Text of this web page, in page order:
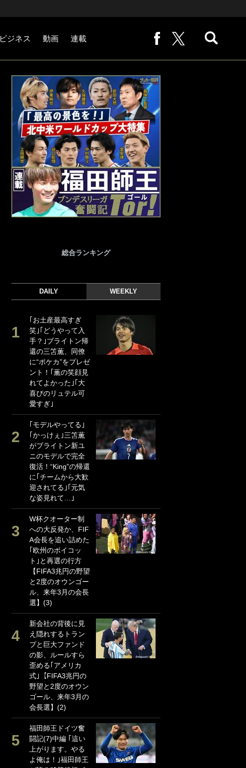
ビジネス 動画 連載
総合ランキング
DAILY WEEKLY
｢お土産最高すぎ
笑｣｢どうやって入
手？｣ブライトン帰
還の三笘薫、同僚
に“ポケカ”をプレゼ
ント！｢薫の笑顔見
れてよかった｣｢大
喜びのリュテル可
愛すぎ｣
｢モデルやってる｣
｢かっけぇ｣三笘薫
がブライトン新ユ
ニのモデルで完全
復活！“King”の帰還
に｢チームから大歓
迎されてる｣｢元気
な姿見れて…｣
W杯クオーター制
への大反発か、FIF
A会長を追い詰めた
｢欧州のボイコッ
ト｣と再選の行方
【FIFA3兆円の野望
と2度のオウンゴー
ル、来年3月の会長
選】(3)
新会社の背後に見
え隠れするトラン
プと巨大ファンド
の影、ルールすら
歪める｢アメリカ
式｣【FIFA3兆円の
野望と2度のオウン
ゴール、来年3月の
会長選】(2)
福田師王ドイツ奮
闘記(7)中編 ｢這い
上がります。やる
よ俺は！｣福田師王